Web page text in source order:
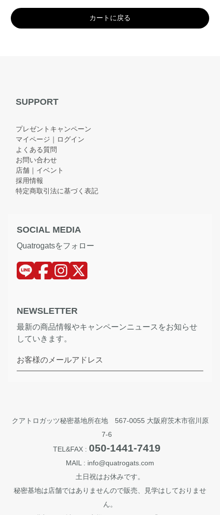
カートに戻る
SUPPORT
プレゼントキャンペーン
マイページ｜ログイン
よくある質問
お問い合わせ
店舗｜イベント
採用情報
特定商取引法に基づく表記
SOCIAL MEDIA
Quatrogatsをフォロー
NEWSLETTER
最新の商品情報やキャンペーンニュースをお知らせ
していきます。
お客様のメールアドレス
クアトロガッツ秘密基地所在地 567-0055 大阪府茨木市宿川原
7-6
TEL&FAX : 050-1441-7419
MAIL : info@quatrogats.com
土日祝はお休みです。
秘密基地は店舗ではありませんので販売、見学はしておりませ
ん。